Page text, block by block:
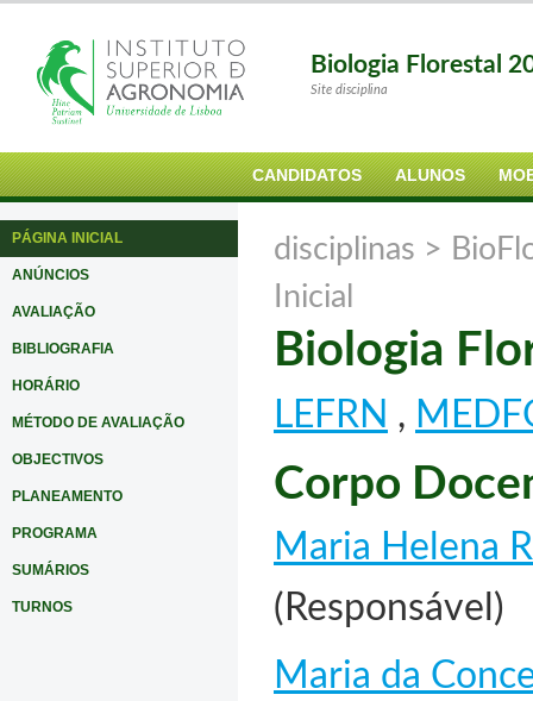
Biologia Florestal
Site disciplina
CANDIDATOS ALUNOS
PÁGINA INICIAL
ANÚNCIOS
AVALIAÇÃO
BIBLIOGRAFIA
HORÁRIO
MÉTODO DE AVALIAÇÃO
OBJECTIVOS
PLANEAMENTO
PROGRAMA
SUMÁRIOS
TURNOS
disciplinas >
Inicial
Biologia
LEFRN ,
Corpo
Maria Helena
(Responsável)
Maria da